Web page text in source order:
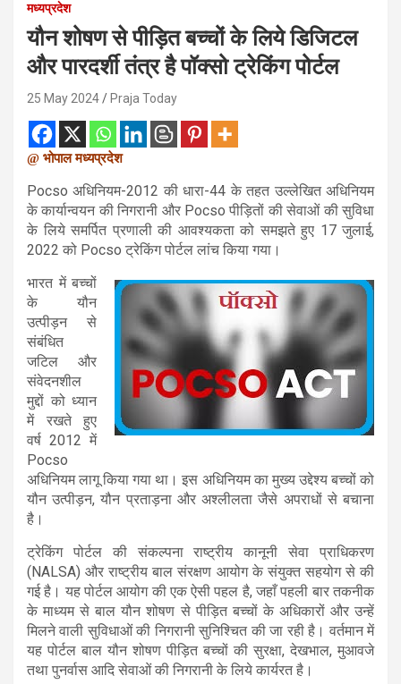
मध्यप्रदेश
यौन शोषण से पीड़ित बच्चों के लिये डिजिटल
और पारदर्शी तंत्र है पॉक्सो ट्रेकिंग पोर्टल
25 May 2024 Praja Today
@ भोपाल मध्यप्रदेश
Pocso अधिनियम-2012 की धारा-44 के तहत उल्लेखित अधिनियम
के कार्यान्वयन की निगरानी और Pocso पीड़ितों की सेवाओं की सुविधा
के लिये समर्पित प्रणाली की आवश्यकता को समझते हुए 17 जुलाई,
2022 को Pocso ट्रेकिंग पोर्टल लांच किया गया।
भारत में बच्चों
के यौन
उत्पीड़न से
संबंधित
जटिल और
संवेदनशील
मुद्दों को ध्यान
में रखते हुए
वर्ष 2012 में
Pocso
अधिनियम लागू किया गया था। इस अधिनियम का मुख्य उद्देश्य बच्चों को
यौन उत्पीड़न, यौन प्रताड़ना और अश्लीलता जैसे अपराधों से बचाना
है।
ट्रेकिंग पोर्टल की संकल्पना राष्ट्रीय कानूनी सेवा प्राधिकरण
(NALSA) और राष्ट्रीय बाल संरक्षण आयोग के संयुक्त सहयोग से की
गई है। यह पोर्टल आयोग की एक ऐसी पहल है, जहाँ पहली बार तकनीक
के माध्यम से बाल यौन शोषण से पीड़ित बच्चों के अधिकारों और उन्हें
मिलने वाली सुविधाओं की निगरानी सुनिश्चित की जा रही है। वर्तमान में
यह पोर्टल बाल यौन शोषण पीड़ित बच्चों की सुरक्षा, देखभाल, मुआवजे
तथा पुनर्वास आदि सेवाओं की निगरानी के लिये कार्यरत है।